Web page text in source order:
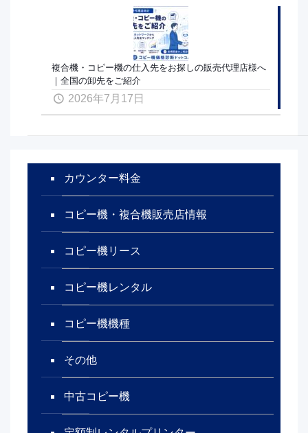
複合機・コピー機の仕入先をお探しの販売代理店様へ
｜全国の卸先をご紹介
2026年7月17日
カウンター料金
コピー機・複合機販売店情報
コピー機リース
コピー機レンタル
コピー機機種
その他
中古コピー機